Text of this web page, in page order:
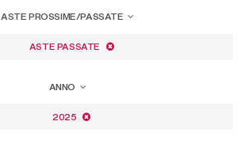
ASTE PROSSIME/PASSATE
ASTE PASSATE
ANNO
2025